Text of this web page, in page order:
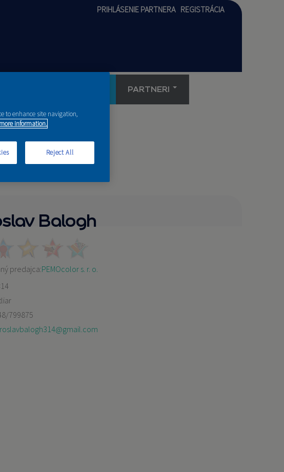
PRIHLÁSENIE PARTNERA REGISTRÁCIA
PARTNERI
Balogh
predajca:PEMOcolor s. r. o.
799875
to enhance site navigation,
information.
Reject All